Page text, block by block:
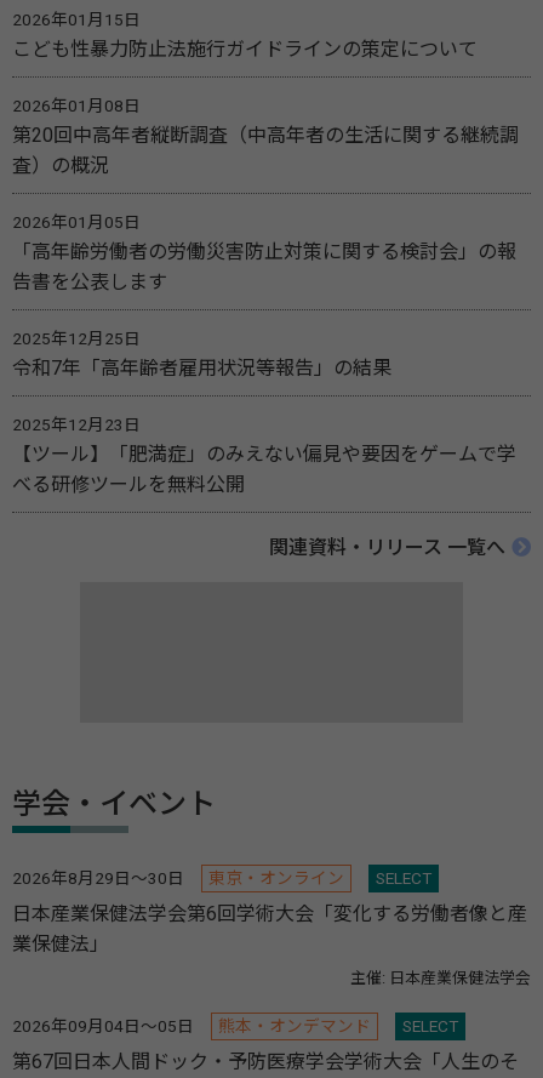
2026年01月15日
こども性暴力防止法施行ガイドラインの策定について
2026年01月08日
第20回中高年者縦断調査（中高年者の生活に関する継続調
査）の概況
2026年01月05日
「高年齢労働者の労働災害防止対策に関する検討会」の報
告書を公表します
2025年12月25日
令和7年「高年齢者雇用状況等報告」の結果
2025年12月23日
【ツール】「肥満症」のみえない偏見や要因をゲームで学
べる研修ツールを無料公開
関連資料・リリース 一覧へ
学会・イベント
2026年8月29日～30日 東京・オンライン SELECT
日本産業保健法学会第6回学術大会「変化する労働者像と産
業保健法」
主催: 日本産業保健法学会
2026年09月04日～05日 熊本・オンデマンド SELECT
第67回日本人間ドック・予防医療学会学術大会「人生のそ